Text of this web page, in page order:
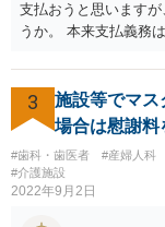
支払おうと思います
うか。 本来支払義務
3
施設等でマス
場合は慰謝料
#歯科・歯医者 #産婦人科
#介護施設
2022年9月2日